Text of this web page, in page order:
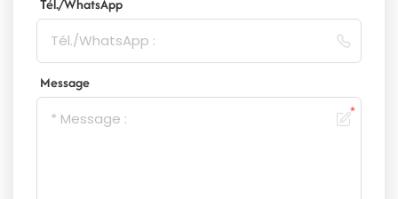
Tél./WhatsApp
Message